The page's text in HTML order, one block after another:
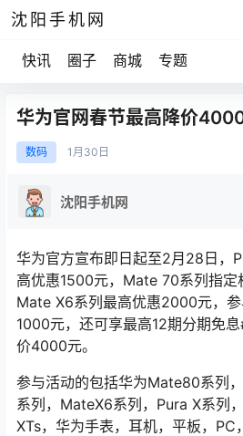
沈阳手机网
快讯 圈子 商城 专题
华为官网春节最高降价
数码 1月 30日
沈阳手机网
华为官方宣布即日起至2月28日，
高优惠1500元，Mate 70系列指定
Mate X6系列最高优惠2000元，
1000元，还可享最高12期分期免
价4000元。
参与活动的包括华为Mate80系列
系列，MateX6系列，Pura X系列
XTs，华为手表，耳机，平板，PC